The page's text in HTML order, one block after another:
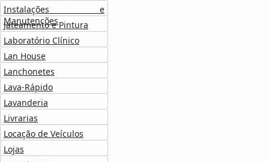
Instalações e
Manutenções
Jateamento e Pintura
Laboratório Clínico
Lan House
Lanchonetes
Lava-Rápido
Lavanderia
Livrarias
Locação de Veículos
Lojas